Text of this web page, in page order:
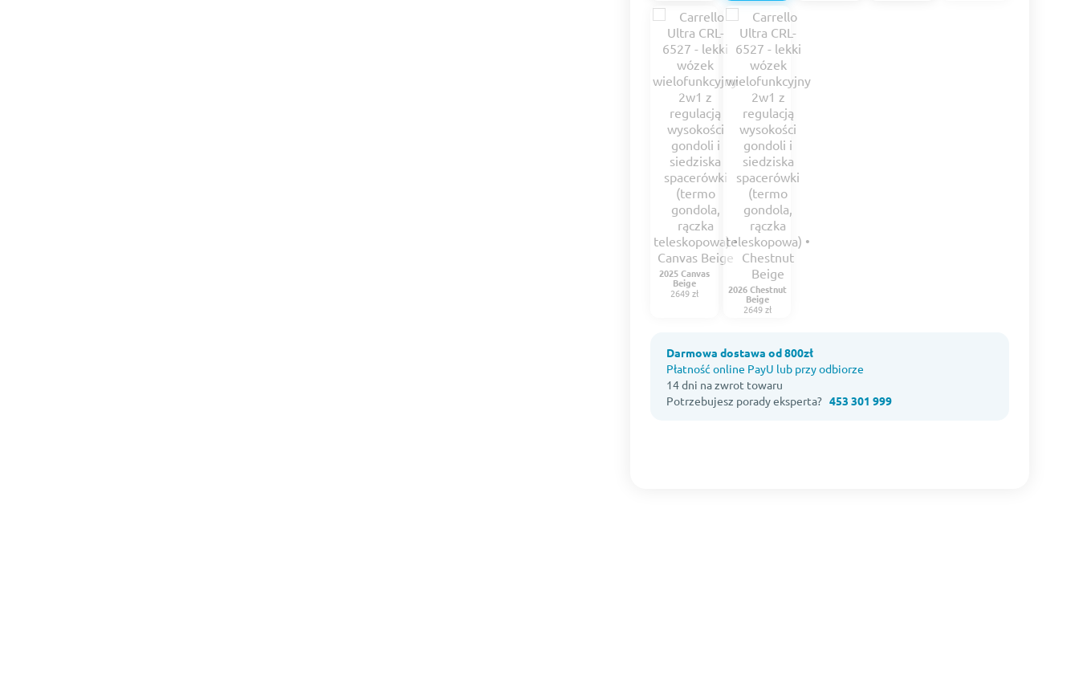
2025 Canvas
Beige
2649 zł
2026 Chestnut
Beige
2649 zł
Darmowa dostawa od 800zł
Płatność online PayU lub przy odbiorze
14 dni na zwrot towaru
Potrzebujesz porady eksperta?453 301 999